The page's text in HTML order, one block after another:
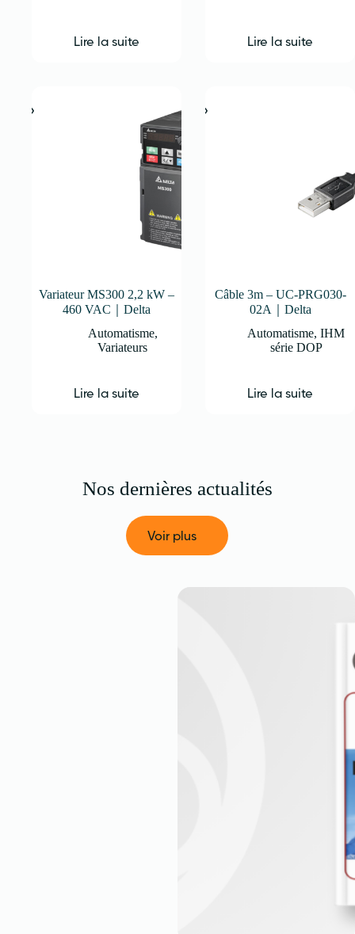
Lire la suite Lire la suite
Variateur MS300 2,2 kW –
460 VAC｜Delta
Automatisme,
Variateurs
Lire la suite
Câble 3m – UC-PRG030-
02A｜Delta
Automatisme, IHM
série DOP
Lire la suite
Nos dernières actualités
Voir plus